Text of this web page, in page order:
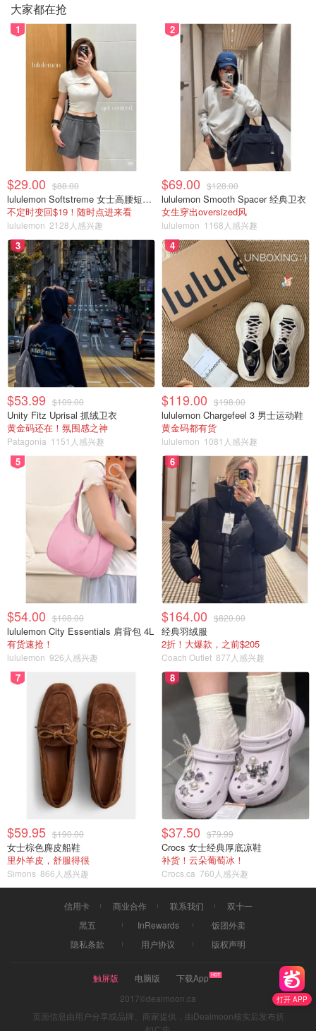
打开 APP
大家都在抢
1
$29.00 $88.00
lululemon Softstreme 女士高腰短裤 10cm
不定时变回$19！随时点进来看
lululemon 2128人感兴趣
2
$69.00 $128.00
lululemon Smooth Spacer 经典卫衣
女生穿出oversized风
lululemon 1168人感兴趣
3
$53.99 $109.00
Unity Fitz Uprisal 抓绒卫衣
黄金码还在！氛围感之神
Patagonia 1151人感兴趣
4
$119.00 $198.00
lululemon Chargefeel 3 男士运动鞋
黄金码都有货
lululemon 1081人感兴趣
5
$54.00 $108.00
lululemon City Essentials 肩背包 4L
有货速抢！
lululemon 926人感兴趣
6
$164.00 $820.00
经典羽绒服
2折！大爆款，之前$205
Coach Outlet 877人感兴趣
7
$59.95 $190.00
女士棕色麂皮船鞋
里外羊皮，舒服得很
Simons 866人感兴趣
8
$37.50 $79.99
Crocs 女士经典厚底凉鞋
补货！云朵葡萄冰！
Crocs.ca 760人感兴趣
信用卡 商业合作 联系我们
双十一
黑五
InRewards
饭团外卖
隐私条款
用户协议 版权声明
触屏版 电脑版
下载App
2017©dealmoon.ca
页面信息由用户分享或品牌、商家提供，由Dealmoon核实后发布折